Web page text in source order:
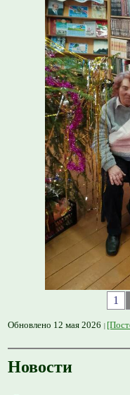
1
Обновлено 12 мая 2026
Новости